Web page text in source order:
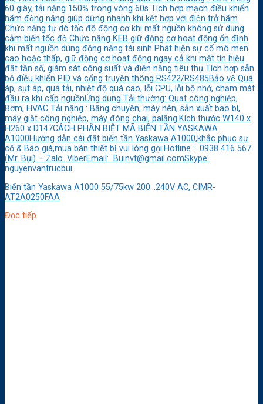
60 giây, tải nặng 150% trong vòng 60s Tích hợp mạch điều khiển
hãm động năng giúp dừng nhanh khi kết hợp với điện trở hãm
Chức năng tự dò tốc độ động cơ khi mất nguồn không sử dụng
cảm biến tốc độ Chức năng KEB giữ động cơ hoạt động ổn định
khi mất nguồn dùng động năng tái sinh Phát hiện sự cố mô men
cao hoặc thấp, giữ động cơ hoạt động ngay cả khi mất tín hiệu
đặt tần số, giám sát công suất và điện năng tiêu thụ Tích hợp sẵn
bộ điều khiển PID và cổng truyền thông RS422/RS485Bảo vệ Quá
áp, sụt áp, quá tải, nhiệt độ quá cao, lỗi CPU, lỗi bộ nhớ, chạm mát
đầu ra khi cấp nguồnỨng dụng Tải thường: Quạt công nghiệp,
Bơm, HVAC Tải nặng : Băng chuyền, máy nén, sản xuất bao bì,
máy giặt công nghiệp, máy đóng chai, palăng.Kích thước W140 x
H260 x D147CÁCH PHÂN BIỆT MÃ BIẾN TẦN YASKAWA
A1000Hướng dẫn cài đặt biến tần Yaskawa A1000,khắc phục sự
cố & Báo giá,mua bán thiết bị vui lòng gọi:Hotline : 0938 416 567
(Mr. Bụi) – Zalo. ViberEmail: Buinvt@gmail.comSkype:
nguyenvantrucbui
Biến tần Yaskawa A1000 55/75kw 200…240V AC, CIMR-
AT2A0250FAA
Đọc tiếp